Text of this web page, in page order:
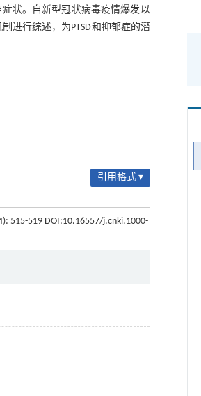
状。自新型冠状病毒疫情爆发以
进行综述，为PTSD和抑郁症的潜
引用格式 ▾
515-519 DOI:10.16557/j.cnki.1000-